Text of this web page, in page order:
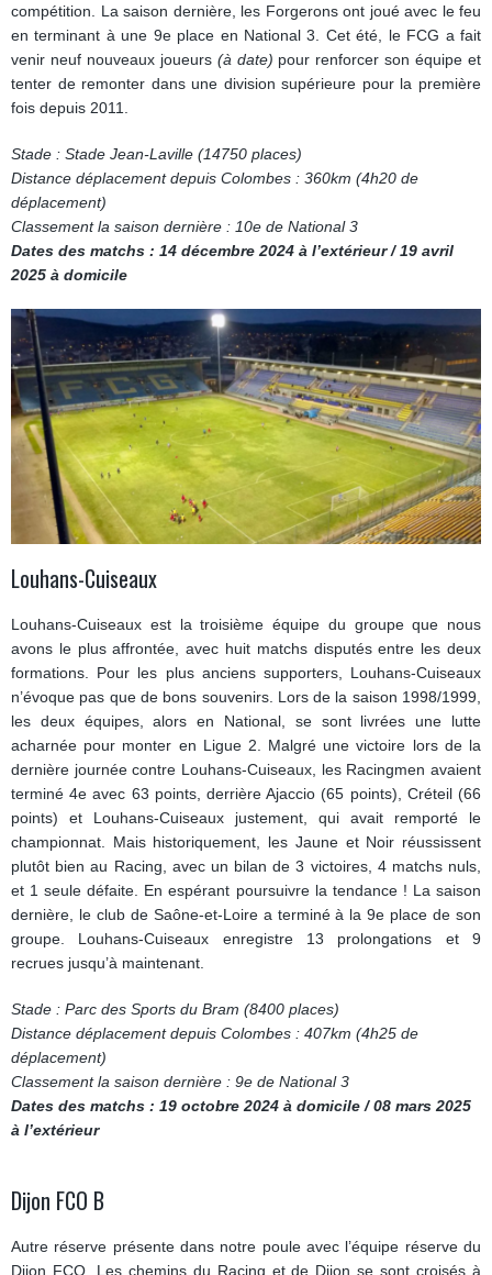
compétition. La saison dernière, les Forgerons ont joué avec le feu
en terminant à une 9e place en National 3. Cet été, le FCG a fait
venir neuf nouveaux joueurs (à date) pour renforcer son équipe et
tenter de remonter dans une division supérieure pour la première
fois depuis 2011.
Stade : Stade Jean-Laville (14750 places)
Distance déplacement depuis Colombes : 360km (4h20 de
déplacement)
Classement la saison dernière : 10e de National 3
Dates des matchs : 14 décembre 2024 à l’extérieur / 19 avril
2025 à domicile
Louhans-Cuiseaux
Louhans-Cuiseaux est la troisième équipe du groupe que nous
avons le plus affrontée, avec huit matchs disputés entre les deux
formations. Pour les plus anciens supporters, Louhans-Cuiseaux
n’évoque pas que de bons souvenirs. Lors de la saison 1998/1999,
les deux équipes, alors en National, se sont livrées une lutte
acharnée pour monter en Ligue 2. Malgré une victoire lors de la
dernière journée contre Louhans-Cuiseaux, les Racingmen avaient
terminé 4e avec 63 points, derrière Ajaccio (65 points), Créteil (66
points) et Louhans-Cuiseaux justement, qui avait remporté le
championnat. Mais historiquement, les Jaune et Noir réussissent
plutôt bien au Racing, avec un bilan de 3 victoires, 4 matchs nuls,
et 1 seule défaite. En espérant poursuivre la tendance ! La saison
dernière, le club de Saône-et-Loire a terminé à la 9e place de son
groupe. Louhans-Cuiseaux enregistre 13 prolongations et 9
recrues jusqu’à maintenant.
Stade : Parc des Sports du Bram (8400 places)
Distance déplacement depuis Colombes : 407km (4h25 de
déplacement)
Classement la saison dernière : 9e de National 3
Dates des matchs : 19 octobre 2024 à domicile / 08 mars 2025
à l’extérieur
Dijon FCO B
Autre réserve présente dans notre poule avec l’équipe réserve du
Dijon FCO. Les chemins du Racing et de Dijon se sont croisés à